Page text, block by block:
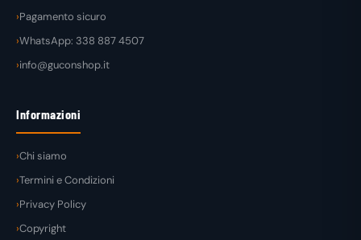
Pagamento sicuro
WhatsApp: 338 887 4507
info@guconshop.it
Informazioni
Chi siamo
Termini e Condizioni
Privacy Policy
Copyright